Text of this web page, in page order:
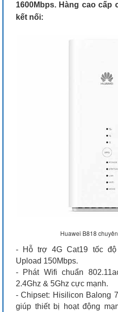
1600Mbps. Hàng cao cấp
kết nối:
Huawei B818
- Hỗ trợ 4G Cat19 tốc độ
Upload 150Mbps.
- Phát Wifi chuẩn
2.4Ghz & 5Ghz cực mạnh.
- Chipset: Hisilicon Balong
giúp thiết bị hoạt động